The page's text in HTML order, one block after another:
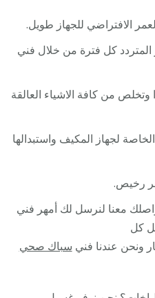
الافتراضي للجهاز طويل.
المتردد كل فترة من خلال فني
وتخلص من كافة الاشياء العالقة
لجهاز المكيف واستبدالها
رخيص.
معنا لنرسل لك أمهر فني
كل
ونحن عندنا فني سباك صحي